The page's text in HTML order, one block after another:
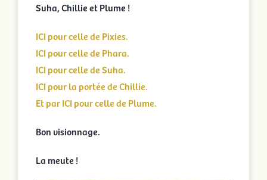
Suha, Chillie et Plume !
ICI pour celle de Pixies.
ICI pour celle de Phara.
ICI pour celle de Suha.
ICI pour la portée de Chillie.
Et par ICI pour celle de Plume.
Bon visionnage.
La meute !